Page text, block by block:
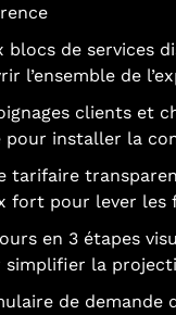
blocs de services
l’ensemble de
clients et
pour installer la
tarifaire
fort pour lever les
en 3 étapes
simplifier la
de demande